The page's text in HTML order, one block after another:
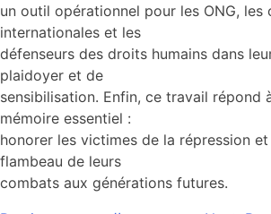
un outil opérationnel pour les ONG, les
internationales et les
défenseurs des droits humains dans
plaidoyer et de
sensibilisation. Enfin, ce travail répond
mémoire essentiel :
honorer les victimes de la répression
flambeau de leurs
combats aux générations futures.